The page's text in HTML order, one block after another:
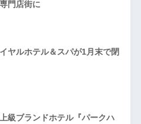
門店街に
ヤルホテル＆スパが1月末で閉
級ブランドホテル『パークハ